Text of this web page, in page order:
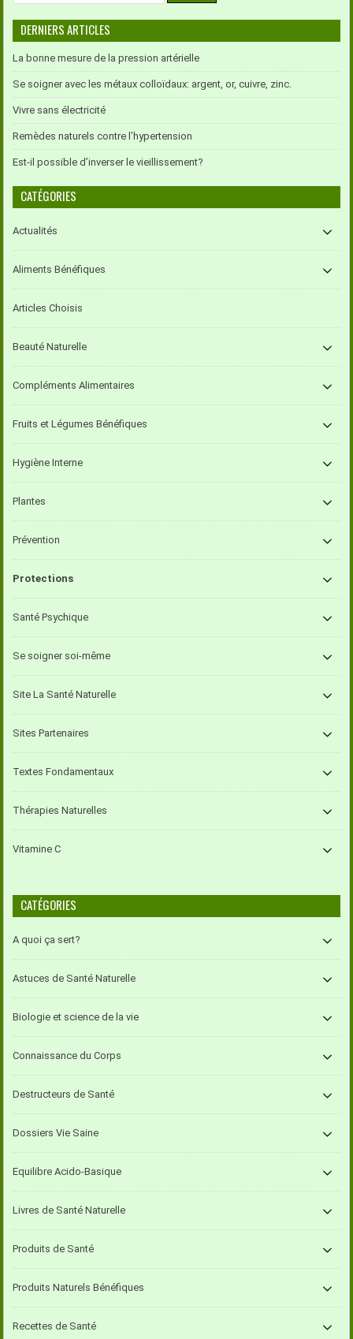
DERNIERS ARTICLES
La bonne mesure de la pression artérielle
Se soigner avec les métaux colloïdaux: argent, or, cuivre, zinc.
Vivre sans électricité
Remèdes naturels contre l’hypertension
Est-il possible d’inverser le vieillissement?
CATÉGORIES
Actualités
Aliments Bénéfiques
Articles Choisis
Beauté Naturelle
Compléments Alimentaires
Fruits et Légumes Bénéfiques
Hygiène Interne
Plantes
Prévention
Protections
Santé Psychique
Se soigner soi-même
Site La Santé Naturelle
Sites Partenaires
Textes Fondamentaux
Thérapies Naturelles
Vitamine C
CATÉGORIES
A quoi ça sert?
Astuces de Santé Naturelle
Biologie et science de la vie
Connaissance du Corps
Destructeurs de Santé
Dossiers Vie Saine
Equilibre Acido-Basique
Livres de Santé Naturelle
Produits de Santé
Produits Naturels Bénéfiques
Recettes de Santé